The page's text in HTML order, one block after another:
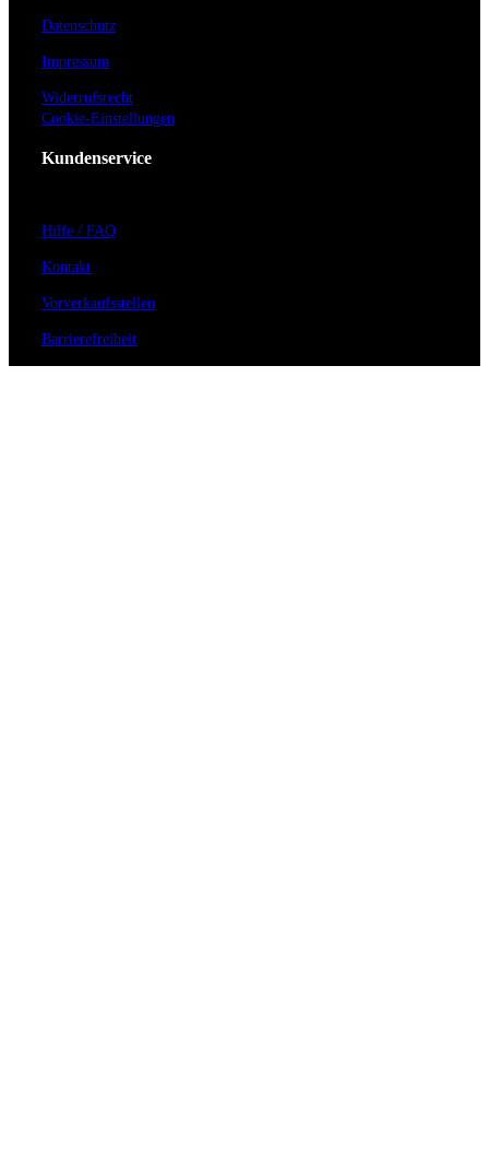
Datenschutz
Impressum
Widerrufsrecht
Cookie-Einstellungen
Kundenservice
Hilfe / FAQ
Kontakt
Vorverkaufsstellen
Barrierefreiheit